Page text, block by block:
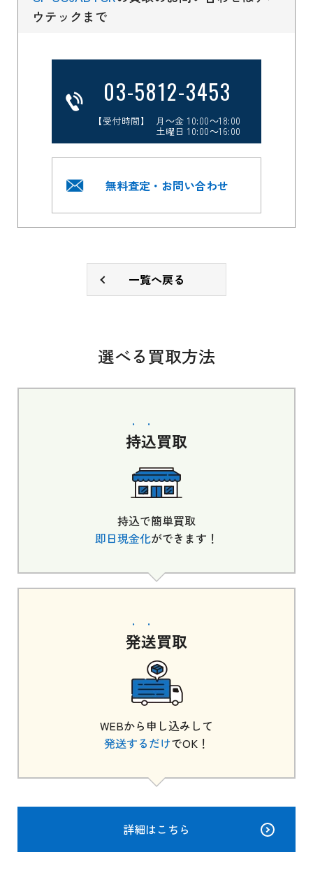
ウテックまで
03-5812-3453
【受付時間】 月～金 10:00～18:00
土曜日 10:00～16:00
無料査定・お問い合わせ
一覧へ戻る
選べる買取方法
持込買取
持込で簡単買取
即日現金化ができます！
発送買取
WEBから申し込みして
発送するだけでOK！
詳細はこちら